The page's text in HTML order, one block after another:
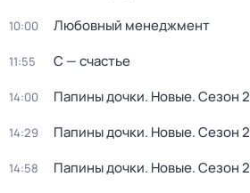
10:00 Любовный менеджмент
11:55 С — счастье
14:00 Папины дочки. Новые. Сезон 2
14:29 Папины дочки. Новые. Сезон 2
14:58 Папины дочки. Новые. Сезон 2